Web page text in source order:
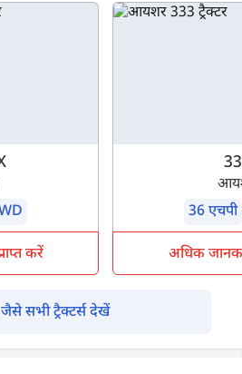
करें
36 एचपी
अधिक
सभी ट्रैक्टर्स देखें